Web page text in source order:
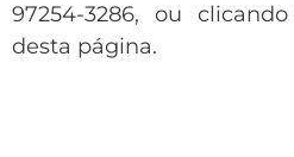
97254-3286, ou
desta página.